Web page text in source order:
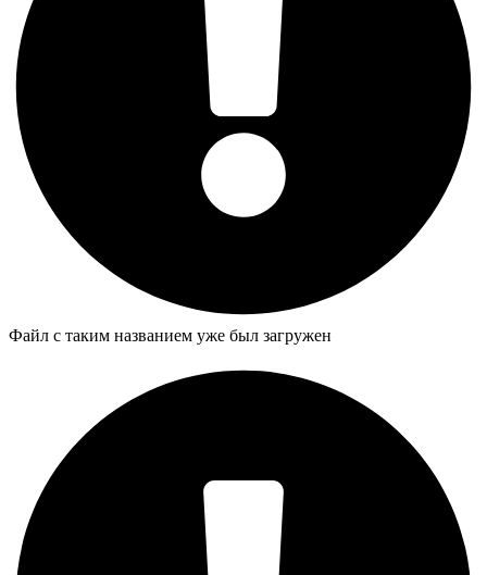
Файл с таким названием уже был загружен